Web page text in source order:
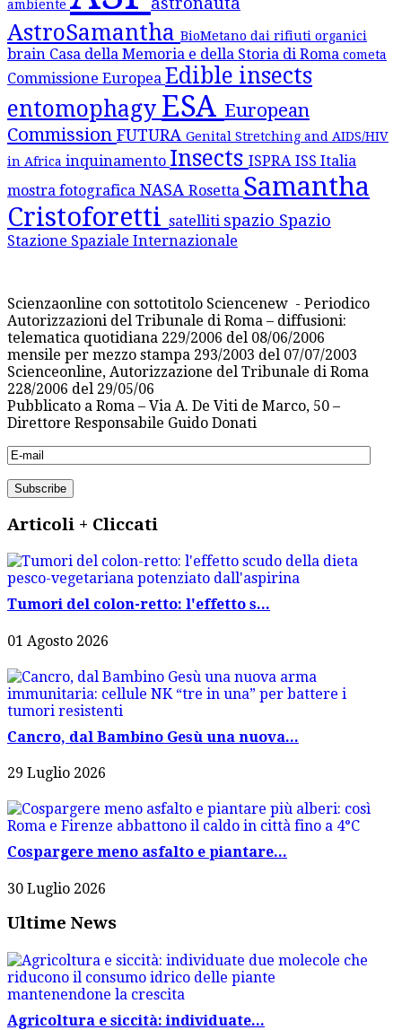
ambiente
AstroSamantha BioMetano dai rifiuti organici
brain Casa della Memoria e della Storia di Roma cometa
Commissione Europea Edible insects
entomophagy ESA European
Commission FUTURA Genital Stretching and AIDS/HIV
in Africa inquinamento Insects ISPRA ISS Italia
mostra fotografica NASA Rosetta Samantha
Cristoforetti satelliti spazio Spazio
Stazione Spaziale Internazionale
Scienzaonline con sottotitolo Sciencenew - Periodico
Autorizzazioni del Tribunale di Roma – diffusioni:
telematica quotidiana 229/2006 del 08/06/2006
mensile per mezzo stampa 293/2003 del 07/07/2003
Scienceonline, Autorizzazione del Tribunale di Roma
228/2006 del 29/05/06
Pubblicato a Roma – Via A. De Viti de Marco, 50 –
Direttore Responsabile Guido Donati
Articoli + Cliccati
Tumori del colon-retto: l'effetto s...
01 Agosto 2026
Cancro, dal Bambino Gesù una nuova...
29 Luglio 2026
Cospargere meno asfalto e piantare...
30 Luglio 2026
Ultime News
Agricoltura e siccità: individuate...